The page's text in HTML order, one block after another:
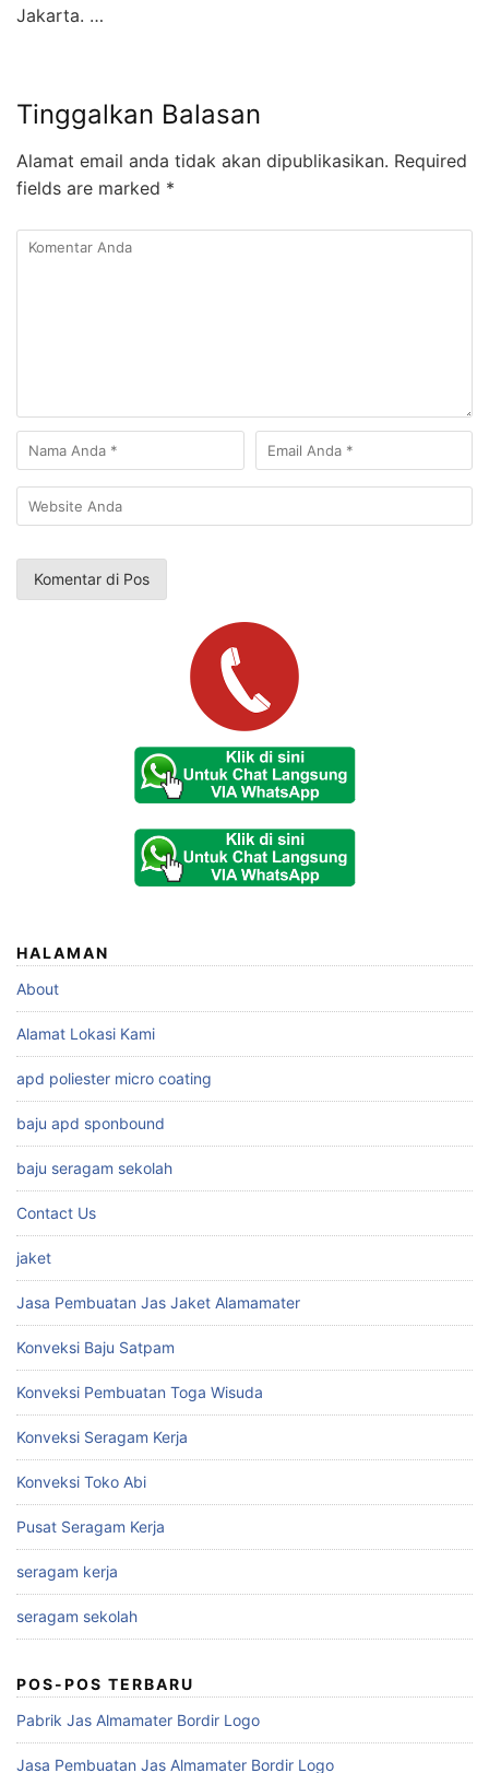
Jakarta. …
Tinggalkan Balasan
Alamat email anda tidak akan dipublikasikan. Required
fields are marked *
HALAMAN
About
Alamat Lokasi Kami
apd poliester micro coating
baju apd sponbound
baju seragam sekolah
Contact Us
jaket
Jasa Pembuatan Jas Jaket Alamamater
Konveksi Baju Satpam
Konveksi Pembuatan Toga Wisuda
Konveksi Seragam Kerja
Konveksi Toko Abi
Pusat Seragam Kerja
seragam kerja
seragam sekolah
POS-POS TERBARU
Pabrik Jas Almamater Bordir Logo
Jasa Pembuatan Jas Almamater Bordir Logo